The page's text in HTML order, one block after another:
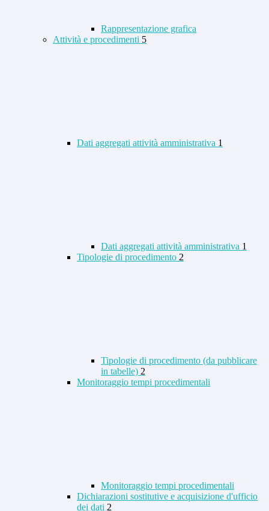
Rappresentazione grafica
Attività e procedimenti 5
Dati aggregati attività amministrativa 1
Dati aggregati attività amministrativa 1
Tipologie di procedimento 2
Tipologie di procedimento (da pubblicare
in tabelle) 2
Monitoraggio tempi procedimentali
Monitoraggio tempi procedimentali
Dichiarazioni sostitutive e acquisizione d'ufficio
dei dati 2